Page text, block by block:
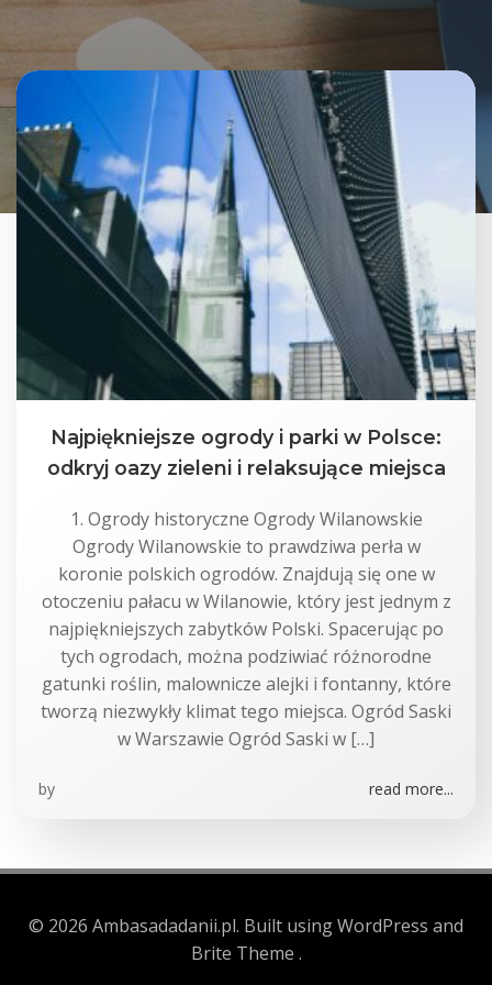
Najpiękniejsze ogrody i parki w Polsce:
odkryj oazy zieleni i relaksujące miejsca
1. Ogrody historyczne Ogrody Wilanowskie
Ogrody Wilanowskie to prawdziwa perła w
koronie polskich ogrodów. Znajdują się one w
otoczeniu pałacu w Wilanowie, który jest jednym z
najpiękniejszych zabytków Polski. Spacerując po
tych ogrodach, można podziwiać różnorodne
gatunki roślin, malownicze alejki i fontanny, które
tworzą niezwykły klimat tego miejsca. Ogród Saski
w Warszawie Ogród Saski w […]
by read more...
© 2026 Ambasadadanii.pl. Built using WordPress and
Brite Theme .